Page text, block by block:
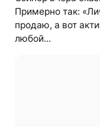
Примерно так:
продаю, а вот
любой...